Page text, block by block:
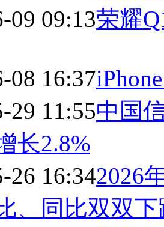
09 09:13荣耀
08 16:37
29 11:55中国
长2.8%
26 16:342026
、同比双双下